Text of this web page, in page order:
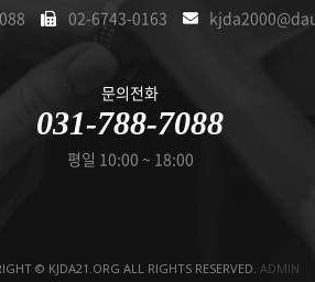
02-6743-0163
문의전화
031-788-7088
평일 10:00 ~ 18:00
© KJDA21.ORG ALL RIGHTS RESERVED. ADMIN